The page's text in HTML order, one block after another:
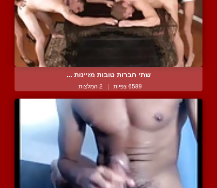
שתי חברות טובות מזיינות ...
6589 צפיות | 2 המלצות